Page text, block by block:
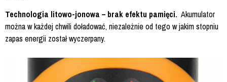
Technologia litowo-jonowa – brak efektu pamięci. Akumulator
można w każdej chwili doładować, niezależnie od tego w jakim stopniu
zapas energii został wyczerpany.